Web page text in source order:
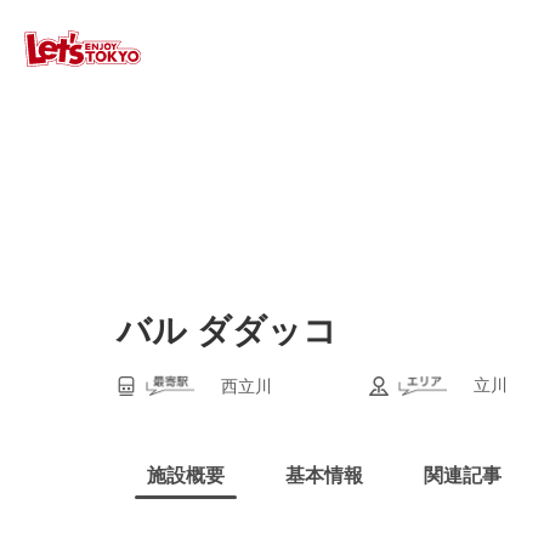
バル ダダッコ
西立川 立川
施設概要 基本情報 関連記事